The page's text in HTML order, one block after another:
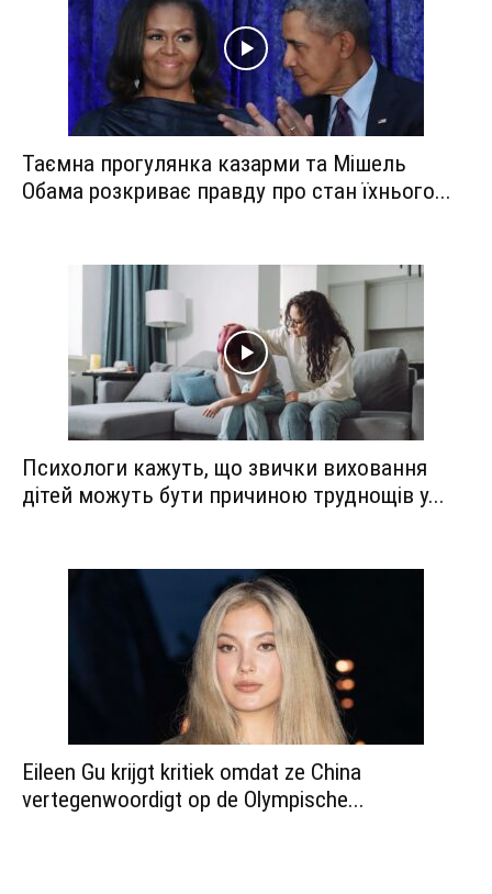
Таємна прогулянка казарми та Мішель
Обама розкриває правду про стан їхнього...
Психологи кажуть, що звички виховання
дітей можуть бути причиною труднощів у...
Eileen Gu krijgt kritiek omdat ze China
vertegenwoordigt op de Olympische...